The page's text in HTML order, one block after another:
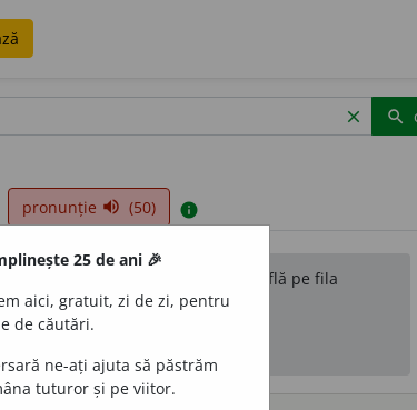
clear search
pronunție volume_up (50) info
Definițiile originale se află pe fila
depreferințe.
25 de ani 🎉
aici, gratuit, zi de zi, pentru
de căutări.
ne-ați ajuta să păstrăm
tuturor și pe viitor.